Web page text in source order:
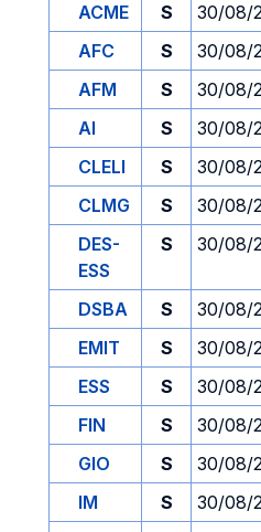
ACME
S 30/08/
AFC
S 30/08/
AFM
S 30/08/
AI
S 30/08/
CLELI
S 30/08/
CLMG
S 30/08/
DES-
ESS
S 30/08/
DSBA S 30/08/
EMIT
S 30/08/
ESS
S 30/08/
FIN
S 30/08/
GIO
S 30/08/
IM
S 30/08/